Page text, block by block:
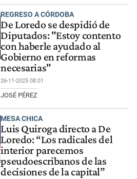
REGRESO A CÓRDOBA
De Loredo se despidió de
Diputados: "Estoy contento
con haberle ayudado al
Gobierno en reformas
necesarias"
26-11-2025 08:01
JOSÉ PÉREZ
MESA CHICA
Luis Quiroga directo a De
Loredo: “Los radicales del
interior parecemos
pseudoescribanos de las
decisiones de la capital”